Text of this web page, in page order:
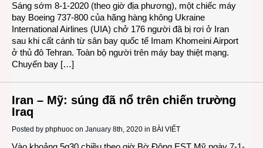
Sáng sớm 8-1-2020 (theo giờ địa phương), một chiếc máy
bay Boeing 737-800 của hãng hàng không Ukraine
International Airlines (UIA) chở 176 người đã bị rơi ở Iran
sau khi cất cánh từ sân bay quốc tế Imam Khomeini Airport
ở thủ đô Tehran. Toàn bộ người trên máy bay thiệt mạng.
Chuyến bay […]
Iran – Mỹ: súng đã nổ trên chiến trường
Iraq
Posted by phphuoc on January 8th, 2020 in BÀI VIẾT